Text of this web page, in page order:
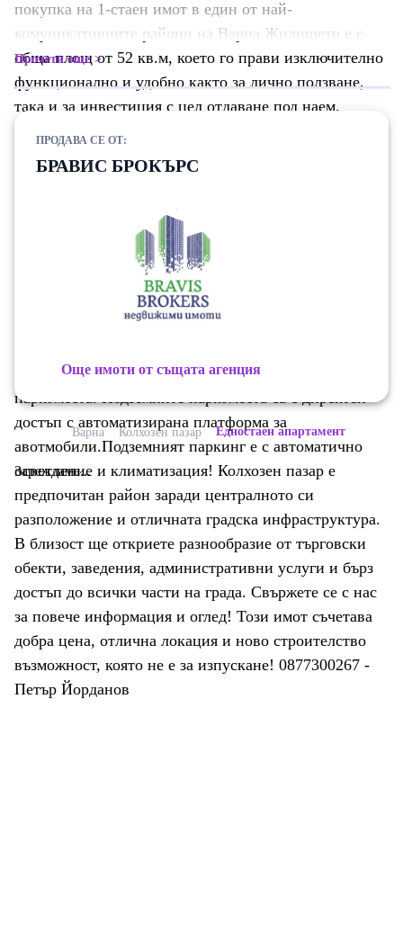
покупка на 1-стаен имот в един от най-
комуникативните райони на Варна Жилището е с
обща площ от 52 кв.м, което го прави изключително
функционално и удобно както за лично ползване,
така и за инвестиция с цел отдаване под наем.
модерна архитектура Подходящ както за живеене,
така и за инвестиция Отлична локация в близост до
спирки, магазини, пазар, училища и ежедневни
удобства Идеален избор за млади хора,
самостоятелно живеене или отдаване под наем В
подземен паркинг на етаж - 1 и дворни открити
паркоместа. Подземните паркоместа са с директен
достъп с автоматизирана платформа за
авотмобили.Подземният паркинг е с автоматично
осветление и климатизация! Колхозен пазар е
предпочитан район заради централното си
разположение и отличната градска инфраструктура.
В близост ще откриете разнообразие от търговски
обекти, заведения, административни услуги и бърз
достъп до всички части на града. Свържете се с нас
за повече информация и оглед! Този имот съчетава
добра цена, отлична локация и ново строителство
възможност, която не е за изпускане! 0877300267 -
Петър Йорданов
Прочети още
ПРОДАВА СЕ ОТ:
БРАВИС БРОКЪРС
Още имоти от същата агенция
Варна Колхозен пазар Едностаен апартамент
Зареждаме...